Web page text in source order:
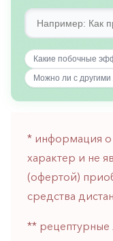
Щитовидная
железа
Какие побочные
Можно ли с другими
* информация о
характер и не
(офертой)
средства
** рецептурные